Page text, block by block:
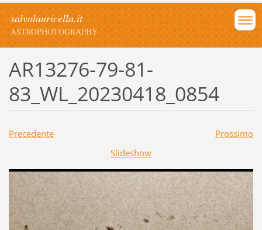
salvolauricella.it
ASTROPHOTOGRAPHY
AR13276-79-81-
83_WL_20230418_0854
Precedente
Prossimo
Slideshow